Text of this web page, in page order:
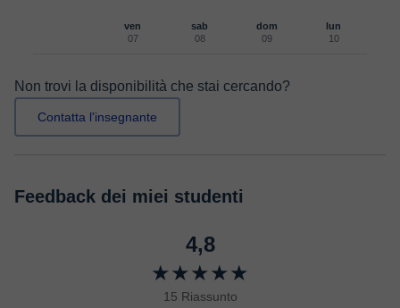
ven
07
sab
08
dom
09
lun
10
Non trovi la disponibilità che stai cercando?
Contatta l'insegnante
Feedback dei miei studenti
4,8
★★★★★
15 Riassunto